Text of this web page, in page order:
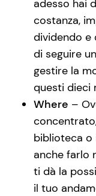
adesso hai
costanza,
dividendo e
di seguire
gestire la
questi dieci
Where –
biblioteca o
anche farlo
ti dà la
il tuo